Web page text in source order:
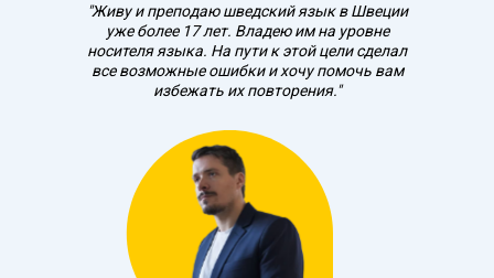
"Живу и преподаю шведский язык в Швеции
уже более 17 лет. Владею им на уровне
носителя языка. На пути к этой цели сделал
все возможные ошибки и хочу помочь вам
избежать их повторения."